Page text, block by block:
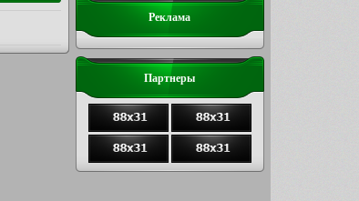
Реклама
Партнеры